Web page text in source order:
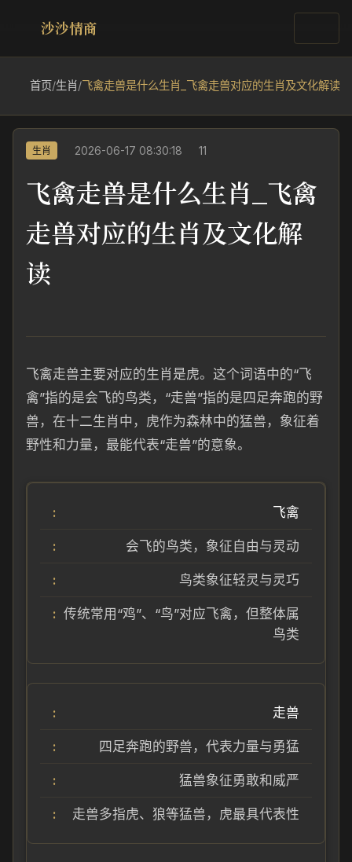
沙沙情商
首页/生肖/飞禽走兽是什么生肖_飞禽走兽对应的生肖及文化解读
生肖 2026-06-17 08:30:18 11
飞禽走兽是什么生肖_飞禽
走兽对应的生肖及文化解
读
飞禽走兽主要对应的生肖是虎。这个词语中的“飞
禽”指的是会飞的鸟类，“走兽”指的是四足奔跑的野
兽，在十二生肖中，虎作为森林中的猛兽，象征着
野性和力量，最能代表“走兽”的意象。
飞禽
会飞的鸟类，象征自由与灵动
鸟类象征轻灵与灵巧
传统常用“鸡”、“鸟”对应飞禽，但整体属
鸟类
走兽
四足奔跑的野兽，代表力量与勇猛
猛兽象征勇敢和威严
走兽多指虎、狼等猛兽，虎最具代表性